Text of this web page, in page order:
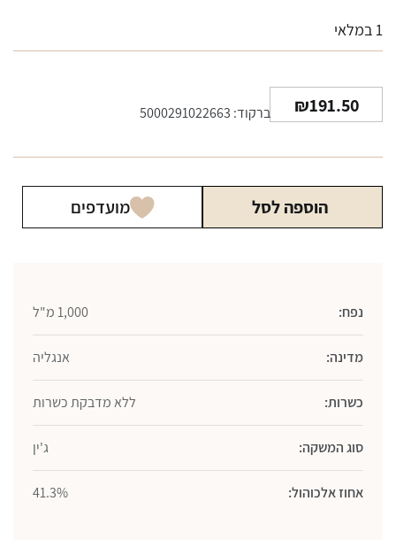
1 במלאי
₪191.50 ברקוד: 5000291022663
הוספה לסל מועדפים
נפח: 1,000 מ"ל
מדינה: אנגליה
כשרות: ללא מדבקת כשרות
סוג המשקה: ג'ין
אחוז אלכוהול: 41.3%